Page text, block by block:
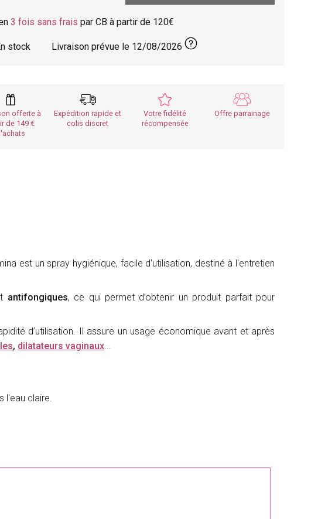
3 fois sans frais par CB à partir de 120
stock Livraison prévue le 12/08/2026
offerte à
de 149
Expédition rapide et
colis discret
Votre fidélité
récompensée
Offre parrainage
est un spray hygiénique, facile d'utilisation, destiné à l'entretien
antifongiques, ce qui permet d’obtenir un produit parfait pour
d’utilisation. Il assure un usage économique avant et après
, dilatateurs vaginaux...
l'eau claire.